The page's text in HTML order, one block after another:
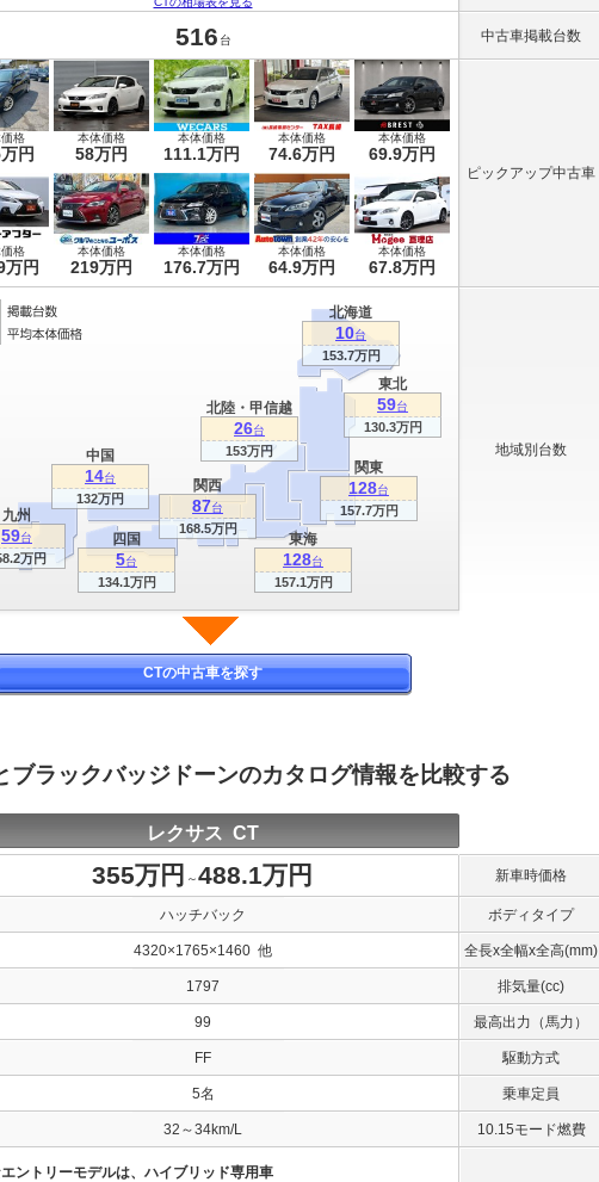
516 台 中古車掲載台数
格
円
本体価格
58万円
本体価格
111.1万円
本体価格
74.6万円
本体価格
69.9万円
格
万円
本体価格
219万円
本体価格
176.7万円
本体価格
64.9万円
本体価格
67.8万円
ピックアップ中古車
関東
128台
157.7万円
関西
87台
168.5万円
東海
128台
157.1万円
北海道
10台
153.7万円
九州
59台
万円
東北
59台
130.3万円
北陸・甲信越
26台
153万円
中国
14台
132万円
四国
5台
134.1万円
地域別台数
CTの中古車を探す
ブラックバッジドーンのカタログ情報を比較する
レクサス CT
355万円 ～488.1万円 新車時価格
ハッチバック ボディタイプ
4320×1765×1460 他 全長x全幅x全高(mm)
1797 排気量(cc)
99 最高出力（馬力）
FF 駆動方式
5名 乗車定員
32～34km/L 10.15モード燃費
ントリーモデルは、ハイブリッド専用車